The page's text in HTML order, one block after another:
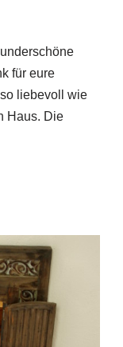
für eure
liebevoll wie
Haus. Die